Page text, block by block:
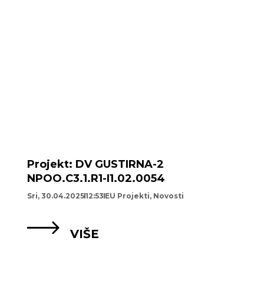
Projekt: DV GUSTIRNA-2
NPOO.C3.1.R1-I1.02.0054
Sri, 30.04.202512:53 EU Projekti, Novosti
VIŠE